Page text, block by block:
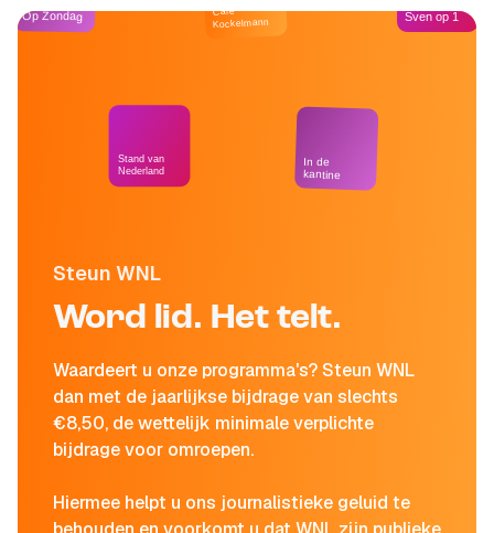
Steun WNL
Word lid. Het telt.
Waardeert u onze programma's? Steun WNL
dan met de jaarlijkse bijdrage van slechts
€8,50, de wettelijk minimale verplichte
bijdrage voor omroepen.
Hiermee helpt u ons journalistieke geluid te
Op Zondag
Stand van
Nederland
Café
Kockelmann
In de
kantine
Sven op 1